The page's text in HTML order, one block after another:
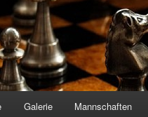
Galerie Mannschaften